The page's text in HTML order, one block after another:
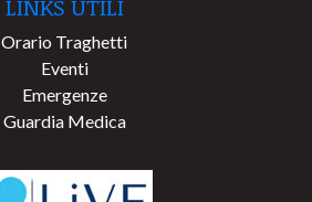
LINKS UTILI
Orario Traghetti
Eventi
Emergenze
Guardia Medica